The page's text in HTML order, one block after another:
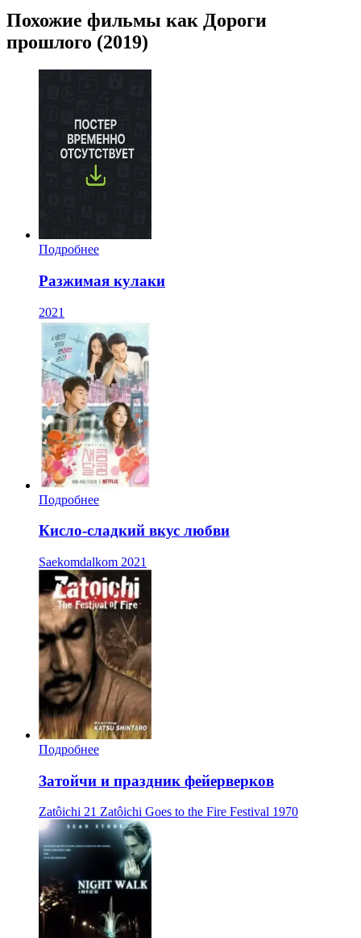
Похожие фильмы как Дороги
прошлого (2019)
Подробнее
Разжимая кулаки
2021
Подробнее
Кисло-сладкий вкус любви
Saekomdalkom 2021
Подробнее
Затойчи и праздник фейерверков
Zatôichi 21 Zatôichi Goes to the Fire Festival 1970